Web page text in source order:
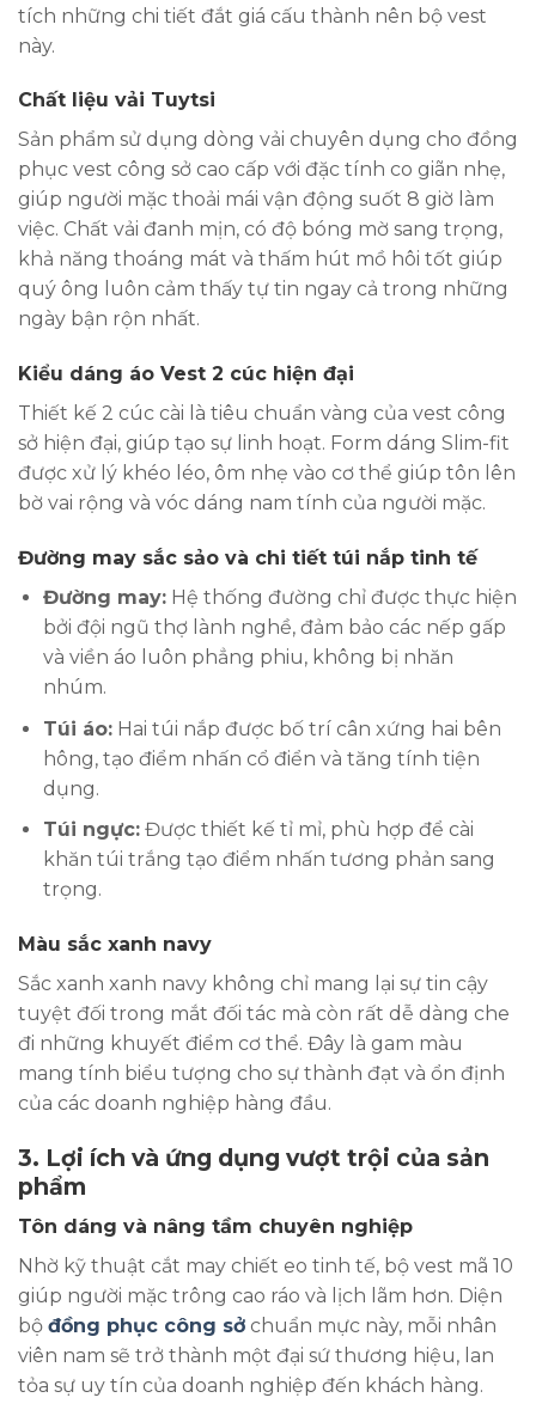
tích những chi tiết đắt giá cấu thành nên bộ vest
này.
Chất liệu vải Tuytsi
Sản phẩm sử dụng dòng vải chuyên dụng cho đồng
phục vest công sở cao cấp với đặc tính co giãn nhẹ,
giúp người mặc thoải mái vận động suốt 8 giờ làm
việc. Chất vải đanh mịn, có độ bóng mờ sang trọng,
khả năng thoáng mát và thấm hút mồ hôi tốt giúp
quý ông luôn cảm thấy tự tin ngay cả trong những
ngày bận rộn nhất.
Kiểu dáng áo Vest 2 cúc hiện đại
Thiết kế 2 cúc cài là tiêu chuẩn vàng của vest công
sở hiện đại, giúp tạo sự linh hoạt. Form dáng Slim-fit
được xử lý khéo léo, ôm nhẹ vào cơ thể giúp tôn lên
bờ vai rộng và vóc dáng nam tính của người mặc.
Đường may sắc sảo và chi tiết túi nắp tinh tế
Đường may:Hệ thống đường chỉ được thực hiện
bởi đội ngũ thợ lành nghề, đảm bảo các nếp gấp
và viền áo luôn phẳng phiu, không bị nhăn
nhúm.
Túi áo:Hai túi nắp được bố trí cân xứng hai bên
hông, tạo điểm nhấn cổ điển và tăng tính tiện
dụng.
Túi ngực:Được thiết kế tỉ mỉ, phù hợp để cài
khăn túi trắng tạo điểm nhấn tương phản sang
trọng.
Màu sắc xanh navy
Sắc xanh xanh navy không chỉ mang lại sự tin cậy
tuyệt đối trong mắt đối tác mà còn rất dễ dàng che
đi những khuyết điểm cơ thể. Đây là gam màu
mang tính biểu tượng cho sự thành đạt và ổn định
của các doanh nghiệp hàng đầu.
3. Lợi ích và ứng dụng vượt trội của sản
phẩm
Tôn dáng và nâng tầm chuyên nghiệp
Nhờ kỹ thuật cắt may chiết eo tinh tế, bộ vest mã 10
giúp người mặc trông cao ráo và lịch lãm hơn. Diện
bộ đồng phục công sở chuẩn mực này, mỗi nhân
viên nam sẽ trở thành một đại sứ thương hiệu, lan
tỏa sự uy tín của doanh nghiệp đến khách hàng.